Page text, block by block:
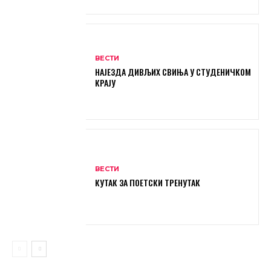
ВЕСТИ
НАЈЕЗДА ДИВЉИХ СВИЊА У СТУДЕНИЧКОМ
КРАЈУ
ВЕСТИ
КУТАК ЗА ПОЕТСКИ ТРЕНУТАК